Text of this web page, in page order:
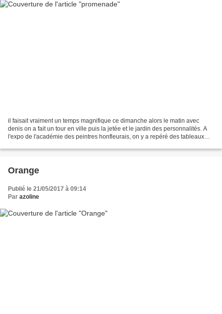
il faisait vraiment un temps magnifique ce dimanche alors le matin avec
denis on a fait un tour en ville puis la jetée et le jardin des personnalités. A
l'expo de l'académie des peintres honfleurais, on y a repéré des tableaux
Orange
Publié le 21/05/2017 à 09:14
Par azoline